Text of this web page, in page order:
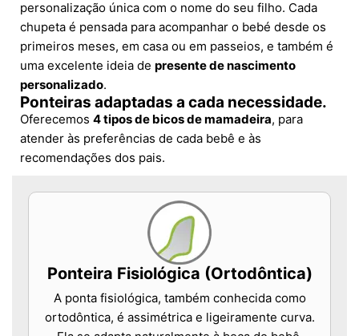
personalização única com o nome do seu filho. Cada
chupeta é pensada para acompanhar o bebé desde os
primeiros meses, em casa ou em passeios, e também é
uma excelente ideia de presente de nascimento
personalizado.
Ponteiras adaptadas a cada necessidade.
Oferecemos 4 tipos de bicos de mamadeira, para
atender às preferências de cada bebê e às
recomendações dos pais.
Ponteira Fisiológica (Ortodôntica)
A ponta fisiológica, também conhecida como
ortodôntica, é assimétrica e ligeiramente curva.